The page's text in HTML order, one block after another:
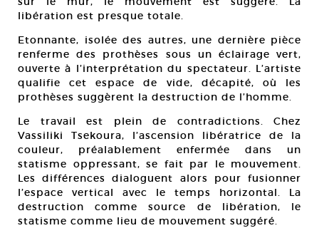
libération est presque totale.
Etonnante, isolée des autres, une dernière pièce
renferme des prothèses sous un éclairage vert,
ouverte à l’interprétation du spectateur. L’artiste
qualifie cet espace de vide, décapité, où les
prothèses suggèrent la destruction de l’homme.
Le travail est plein de contradictions. Chez
Vassiliki Tsekoura, l’ascension libératrice de la
couleur, préalablement enfermée dans un
statisme oppressant, se fait par le mouvement.
Les différences dialoguent alors pour fusionner
l’espace vertical avec le temps horizontal. La
destruction comme source de libération, le
statisme comme lieu de mouvement suggéré.